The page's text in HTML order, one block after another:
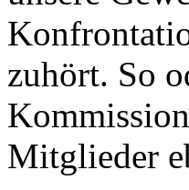
zuhört. So
Mitglieder